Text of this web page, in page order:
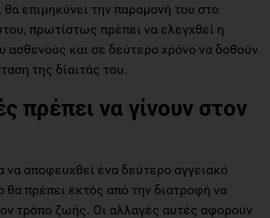
επιμηκύνει την παραμονή του στο
πρωτίστως πρέπει να ελεγχθεί η
ασθενούς και σε δεύτερο χρόνο να δοθούν
της δίαιτάς του.
πρέπει να γίνουν στον
να αποφευχθεί ένα δεύτερο αγγειακό
θα πρέπει εκτός από την διατροφή να
τρόπο ζωής. Οι αλλαγές αυτές αφορούν